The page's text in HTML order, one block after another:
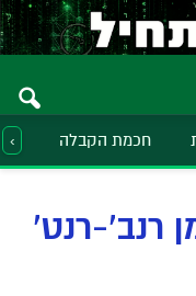
חכמת הקבלה ‹
רנב'-רנט'